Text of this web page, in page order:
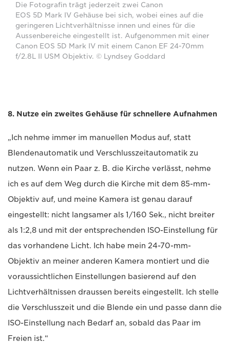
Die Fotografin trägt jederzeit zwei Canon
EOS 5D Mark IV Gehäuse bei sich, wobei eines auf die
geringeren Lichtverhältnisse innen und eines für die
Aussenbereiche eingestellt ist. Aufgenommen mit einer
Canon EOS 5D Mark IV mit einem Canon EF 24-70mm
f/2.8L II USM Objektiv. © Lyndsey Goddard
8. Nutze ein zweites Gehäuse für schnellere Aufnahmen
„Ich nehme immer im manuellen Modus auf, statt
Blendenautomatik und Verschlusszeitautomatik zu
nutzen. Wenn ein Paar z. B. die Kirche verlässt, nehme
ich es auf dem Weg durch die Kirche mit dem 85-mm-
Objektiv auf, und meine Kamera ist genau darauf
eingestellt: nicht langsamer als 1/160 Sek., nicht breiter
als 1:2,8 und mit der entsprechenden ISO-Einstellung für
das vorhandene Licht. Ich habe mein 24-70-mm-
Objektiv an meiner anderen Kamera montiert und die
voraussichtlichen Einstellungen basierend auf den
Lichtverhältnissen draussen bereits eingestellt. Ich stelle
die Verschlusszeit und die Blende ein und passe dann die
ISO-Einstellung nach Bedarf an, sobald das Paar im
Freien ist.“